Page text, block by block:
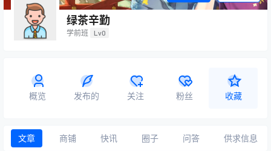
绿茶辛勤
学前班 Lv0
概览 发布的 关注 粉丝 收藏
文章 商铺 快讯 圈子 问答 供求信息